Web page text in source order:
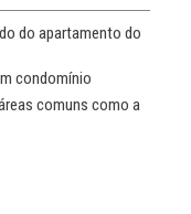
do apartamento do
condomínio
comuns como a